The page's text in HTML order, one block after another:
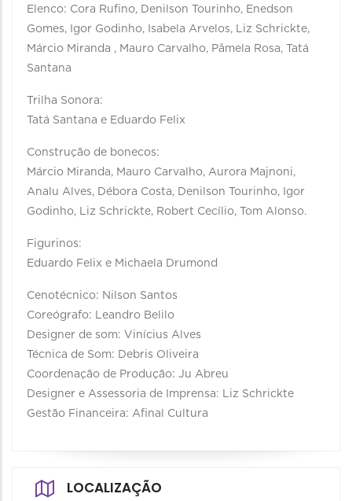
Elenco: Cora Rufino, Denilson Tourinho, Enedson
Gomes, Igor Godinho, Isabela Arvelos, Liz Schrickte,
Márcio Miranda , Mauro Carvalho, Pâmela Rosa, Tatá
Santana
Trilha Sonora:
Tatá Santana e Eduardo Felix
Construção de bonecos:
Márcio Miranda, Mauro Carvalho, Aurora Majnoni,
Analu Alves, Débora Costa, Denilson Tourinho, Igor
Godinho, Liz Schrickte, Robert Cecílio, Tom Alonso.
Figurinos:
Eduardo Felix e Michaela Drumond
Cenotécnico: Nilson Santos
Coreógrafo: Leandro Belilo
Designer de som: Vinícius Alves
Técnica de Som: Debris Oliveira
Coordenação de Produção: Ju Abreu
Designer e Assessoria de Imprensa: Liz Schrickte
Gestão Financeira: Afinal Cultura
LOCALIZAÇÃO